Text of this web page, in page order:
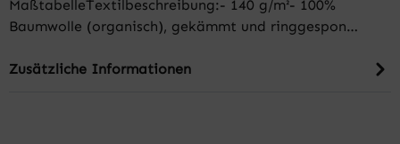
MaßtabelleTextilbeschreibung:- 140 g/m²- 100%
Baumwolle (organisch), gekämmt und ringgespon…
Zusätzliche Informationen